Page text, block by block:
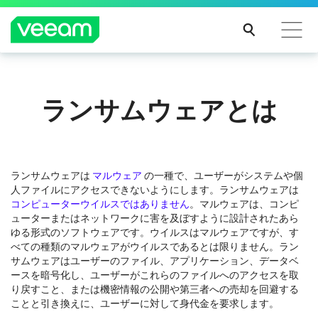
るお客様向けのVeeamのガイダンス
ランサムウェアとは
ランサムウェアは マルウェアの一種で、ユーザーがシステムや個
人ファイルにアクセスできないようにします。ランサムウェアは
コンピューターウイルスではありません。マルウェアは、コンピ
ューターまたはネットワークに害を及ぼすように設計されたあら
ゆる形式のソフトウェアです。ウイルスはマルウェアですが、す
べての種類のマルウェアがウイルスであるとは限りません。ラン
サムウェアはユーザーのファイル、アプリケーション、データベ
ースを暗号化し、ユーザーがこれらのファイルへのアクセスを取
り戻すこと、または機密情報の公開や第三者への売却を回避する
ことと引き換えに、ユーザーに対して身代金を要求します。